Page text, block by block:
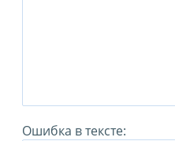
Ошибка в тексте: